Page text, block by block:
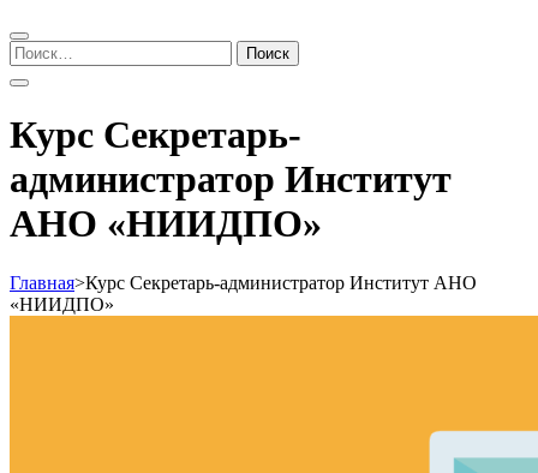
Найти:
Курс Секретарь-
администратор Институт
АНО «НИИДПО»
Главная>Курс Секретарь-администратор Институт АНО
«НИИДПО»